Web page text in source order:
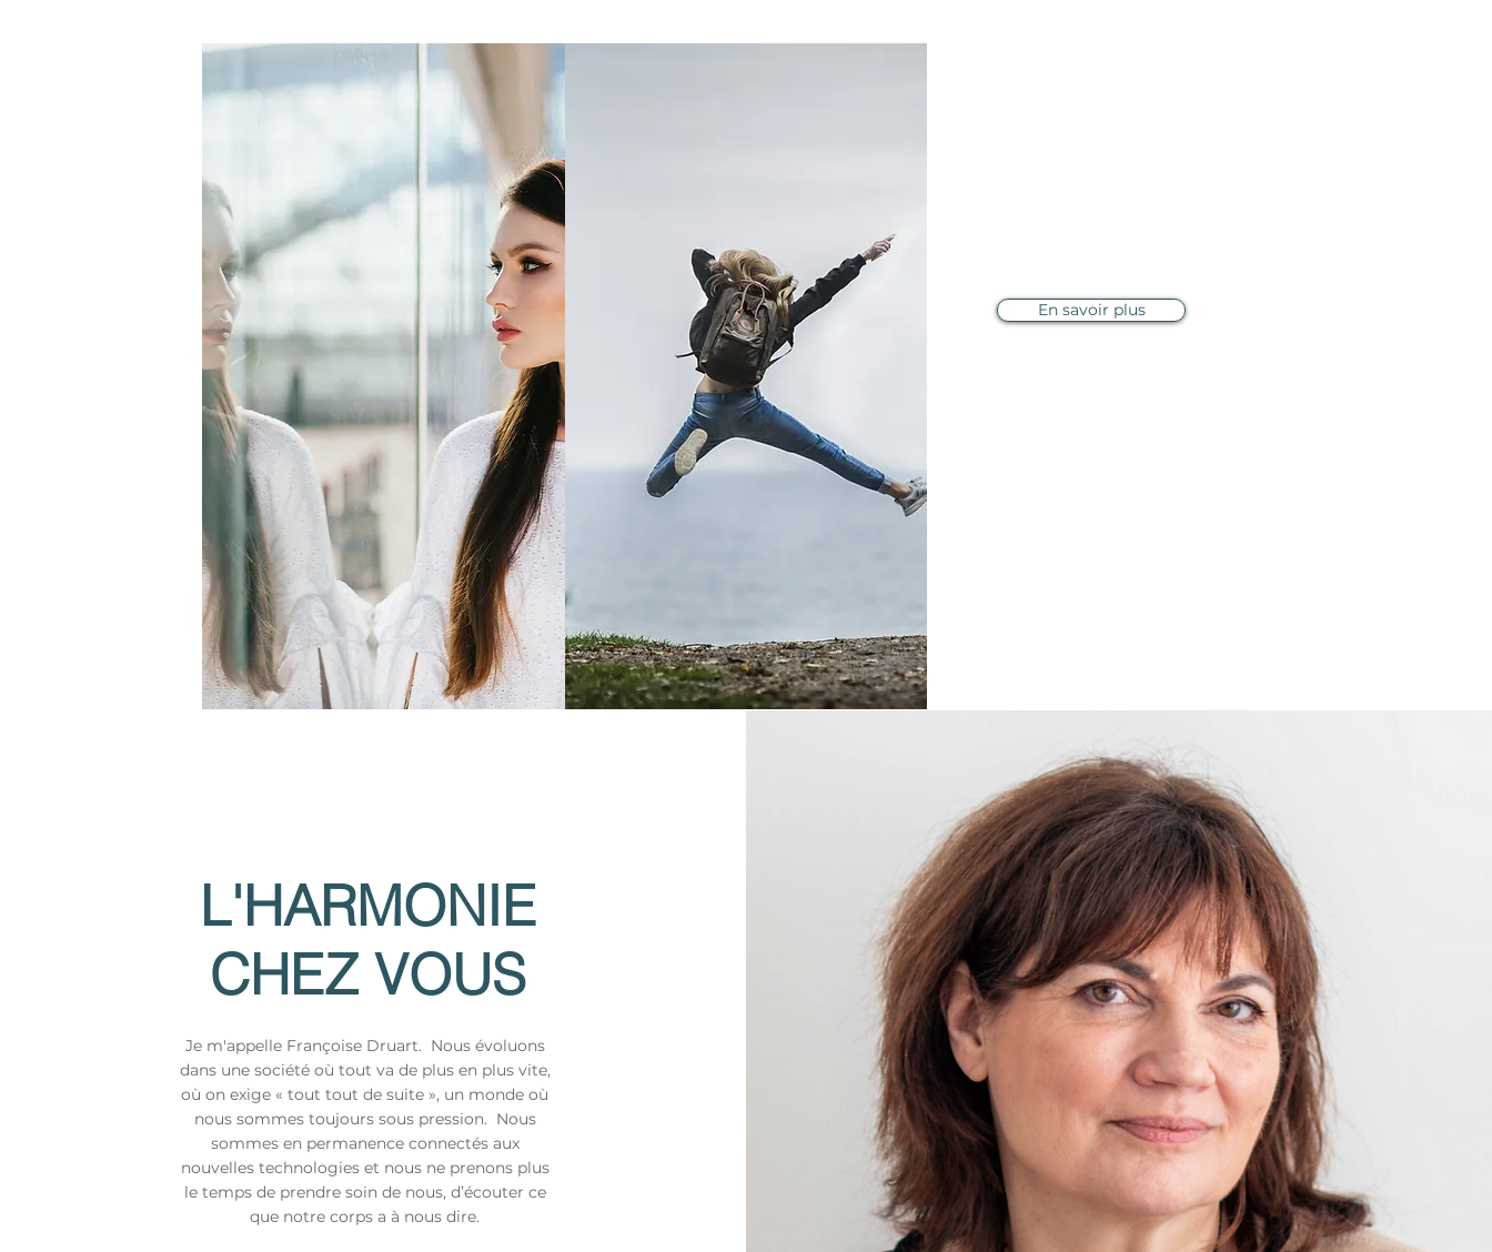
En savoir plus
L'HARMONIE
CHEZ VOUS
Je m'appelle Françoise Druart. Nous évoluons
dans une société où tout va de plus en plus vite,
où on exige « tout tout de suite », un monde où
nous sommes toujours sous pression. Nous
sommes en permanence connectés aux
nouvelles technologies et nous ne prenons plus
le temps de prendre soin de nous, d’écouter ce
que notre corps a à nous dire.